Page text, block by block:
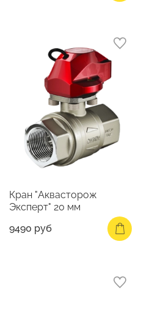
Кран "Аквасторож
Эксперт" 20 мм
9490 руб